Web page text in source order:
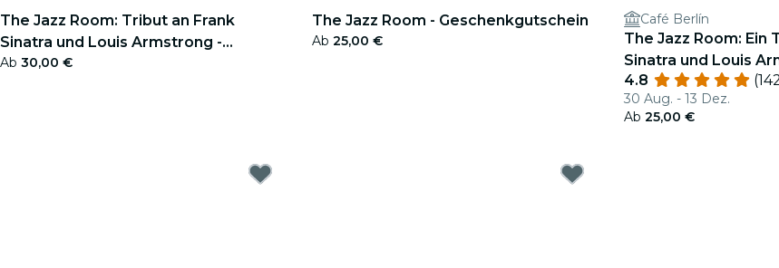
The Jazz Room: Tribut an Frank
Sinatra und Louis Armstrong -
Geschenkgutschein
Ab 30,00 €
The Jazz Room - Geschenkgutschein
Ab 25,00 €
Café Berlín
The Jazz Room: Ein
Sinatra und Louis
4.8
30 Aug. - 13 Dez.
Ab 25,00 €